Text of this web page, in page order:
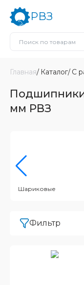
РВЗ
Главная Каталог С
Подшипники
мм РВЗ
Шариковые
Фильтр